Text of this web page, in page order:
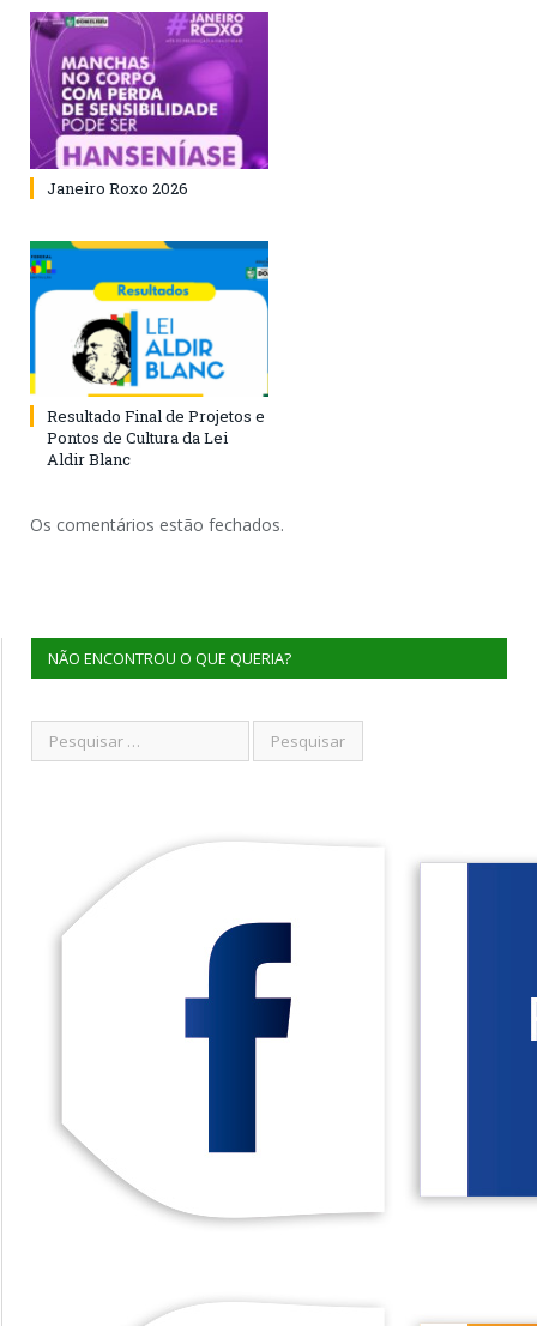
Janeiro Roxo 2026
Resultado Final de Projetos e
Pontos de Cultura da Lei
Aldir Blanc
Os comentários estão fechados.
NÃO ENCONTROU O QUE QUERIA?